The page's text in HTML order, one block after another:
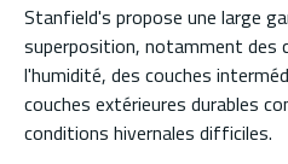
Stanfield's propose une large
superposition, notamment des
l'humidité, des couches
couches extérieures durables
conditions hivernales difficiles.